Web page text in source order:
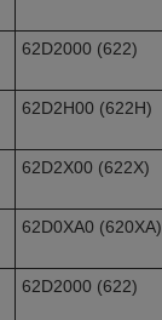
62D2000 (622)
62D2H00 (622H)
62D2X00 (622X)
62D0XA0 (620XA)
62D2000 (622)